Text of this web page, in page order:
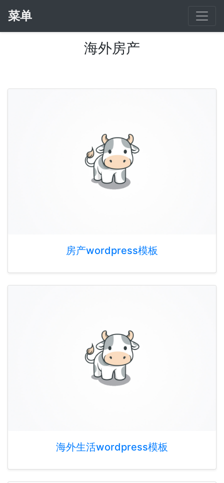
菜单
海外房产
房产wordpress模板
海外生活wordpress模板